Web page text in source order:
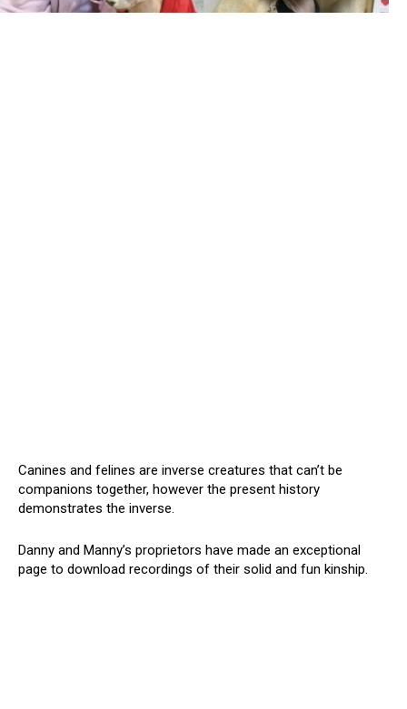
Canines and felines are inverse creatures that can’t be
companions together, however the present history
demonstrates the inverse.
Danny and Manny’s proprietors have made an exceptional
page to download recordings of their solid and fun kinship.